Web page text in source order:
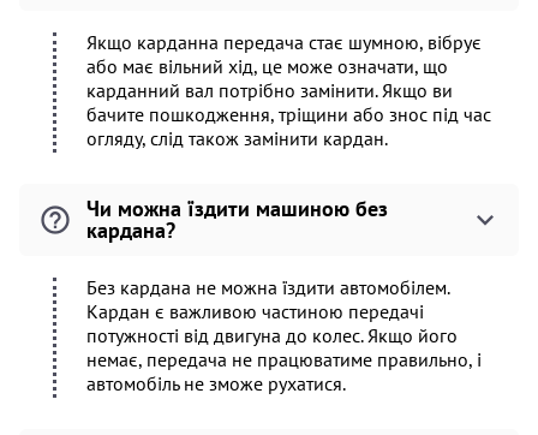
Якщо карданна передача стає шумною, вібрує
або має вільний хід, це може означати, що
карданний вал потрібно замінити. Якщо ви
бачите пошкодження, тріщини або знос під час
огляду, слід також замінити кардан.
Чи можна їздити машиною без
кардана?
Без кардана не можна їздити автомобілем.
Кардан є важливою частиною передачі
потужності від двигуна до колес. Якщо його
немає, передача не працюватиме правильно, і
автомобіль не зможе рухатися.